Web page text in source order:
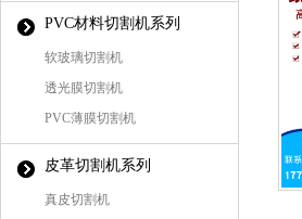
PVC材料切割机系列
软玻璃切割机
透光膜切割机
PVC薄膜切割机
皮革切割机系列
真皮切割机